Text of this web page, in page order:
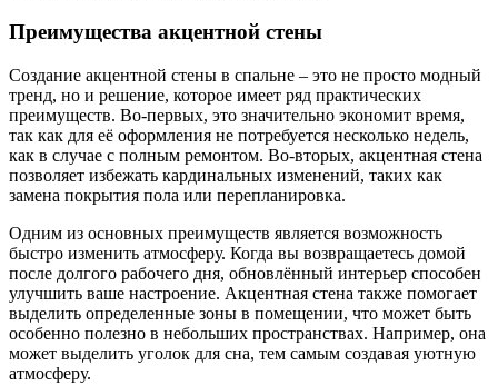
Преимущества акцентной стены
Создание акцентной стены в спальне – это не просто модный
тренд, но и решение, которое имеет ряд практических
преимуществ. Во-первых, это значительно экономит время,
так как для её оформления не потребуется несколько недель,
как в случае с полным ремонтом. Во-вторых, акцентная стена
позволяет избежать кардинальных изменений, таких как
замена покрытия пола или перепланировка.
Одним из основных преимуществ является возможность
быстро изменить атмосферу. Когда вы возвращаетесь домой
после долгого рабочего дня, обновлённый интерьер способен
улучшить ваше настроение. Акцентная стена также помогает
выделить определенные зоны в помещении, что может быть
особенно полезно в небольших пространствах. Например, она
может выделить уголок для сна, тем самым создавая уютную
атмосферу.